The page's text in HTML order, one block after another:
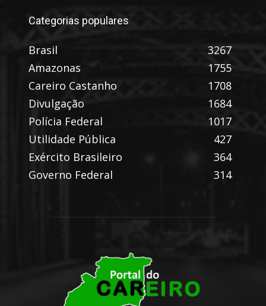
Categorias populares
Brasil
3267
Amazonas
1755
Careiro Castanho
1708
Divulgação
1684
Polícia Federal
1017
Utilidade Pública
427
Exército Brasileiro
364
Governo Federal
314